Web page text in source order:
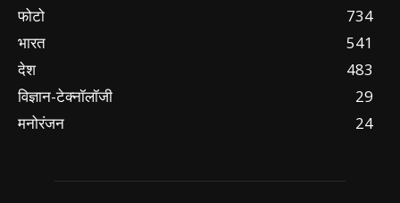
फोटो
734
भारत
541
देश
483
विज्ञान-टेक्नॉलॉजी
29
मनोरंजन
24